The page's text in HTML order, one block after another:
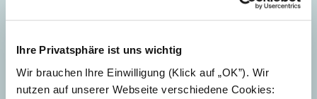
Ihre Privatsphäre ist uns wichtig
Wir brauchen Ihre Einwilligung (Klick auf „OK”). Wir
nutzen auf unserer Webseite verschiedene Cookies: